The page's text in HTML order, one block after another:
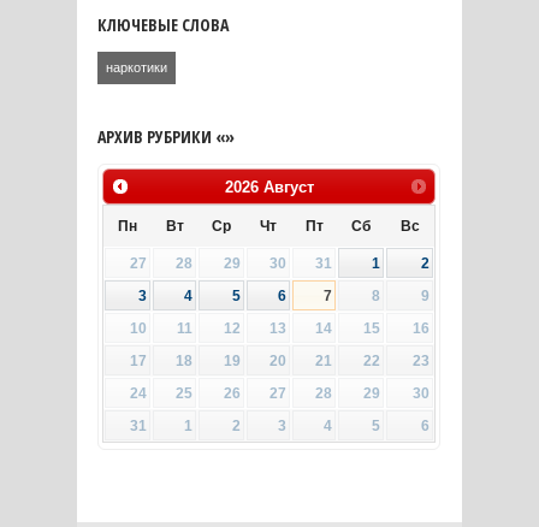
КЛЮЧЕВЫЕ СЛОВА
наркотики
АРХИВ РУБРИКИ «»
2026 Август
Пн Вт Ср Чт Пт Сб Вс
27 28 29 30 31 1
2
3
4 5 6 7 8
9
10
11 12 13 14 15
16
17
18 19 20 21 22
23
24
25 26 27 28 29
30
31
1 2 3 4 5 6